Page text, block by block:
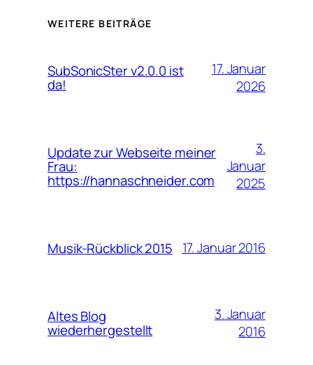
WEITERE BEITRÄGE
SubSonicSter v2.0.0 ist
da!
17. Januar
2026
Update zur Webseite meiner
Frau:
https://hannaschneider.com
3.
Januar
2025
Musik-Rückblick 2015 17. Januar 2016
Altes Blog
wiederhergestellt
3. Januar
2016